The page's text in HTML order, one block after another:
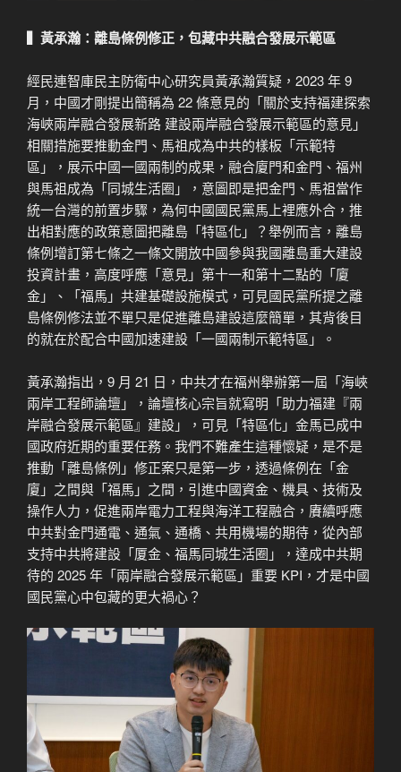
▍黃承瀚：離島條例修正，包藏中共融合發展示範區
經民連智庫民主防衛中心研究員黃承瀚質疑，2023 年 9
月，中國才剛提出簡稱為 22 條意見的「關於支持福建探索
海峽兩岸融合發展新路 建設兩岸融合發展示範區的意見」
相關措施要推動金門、馬祖成為中共的樣板「示範特
區」，展示中國一國兩制的成果，融合廈門和金門、福州
與馬祖成為「同城生活圈」，意圖即是把金門、馬祖當作
統一台灣的前置步驟，為何中國國民黨馬上裡應外合，推
出相對應的政策意圖把離島「特區化」？舉例而言，離島
條例增訂第七條之一條文開放中國參與我國離島重大建設
投資計畫，高度呼應「意見」第十一和第十二點的「廈
金」、「福馬」共建基礎設施模式，可見國民黨所提之離
島條例修法並不單只是促進離島建設這麼簡單，其背後目
的就在於配合中國加速建設「一國兩制示範特區」。
黃承瀚指出，9 月 21 日，中共才在福州舉辦第一屆「海峽
兩岸工程師論壇」，論壇核心宗旨就寫明「助力福建『兩
岸融合發展示範區』建設」，可見「特區化」金馬已成中
國政府近期的重要任務。我們不難產生這種懷疑，是不是
推動「離島條例」修正案只是第一步，透過條例在「金
廈」之間與「福馬」之間，引進中國資金、機具、技術及
操作人力，促進兩岸電力工程與海洋工程融合，賡續呼應
中共對金門通電、通氣、通橋、共用機場的期待，從內部
支持中共將建設「厦金、福馬同城生活圈」，達成中共期
待的 2025 年「兩岸融合發展示範區」重要 KPI，才是中國
國民黨心中包藏的更大禍心？